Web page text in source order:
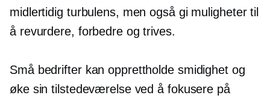
midlertidig turbulens, men også gi muligheter til
å revurdere, forbedre og trives.
Små bedrifter kan opprettholde smidighet og
øke sin tilstedeværelse ved å fokusere på